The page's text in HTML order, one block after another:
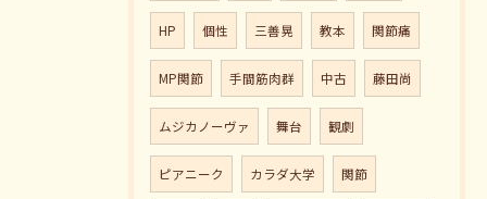
HP 個性 三善晃 教本 関節痛
MP関節 手間筋肉群 中古 藤田尚
ムジカノーヴァ 舞台 観劇
ピアニーク カラダ大学 関節